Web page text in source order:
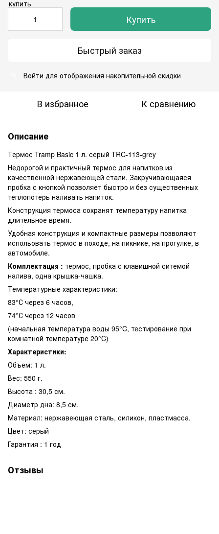
Купить
Быстрый заказ
Войти для отображения накопительной скидки
В избранное К сравнению
Описание
Термос Tramp Basic 1 л. серый TRC-113-grey
Недорогой и практичный термос для напитков из
качественной нержавеющей стали. Закручивающаяся
пробка с кнопкой позволяет быстро и без существенных
теплопотерь наливать напиток.
Конструкция термоса сохранят температуру напитка
длительное время.
Удобная конструкция и компактные размеры позволяют
испольовать термос в походе, на пикнике, на прогулке, в
автомобиле.
Комплектация : термос, пробка с клавишной ситемой
налива, одна крышка-чашка.
Температурные характеристики:
83°С через 6 часов,
74°С через 12 часов
(начальная температура воды 95°C, тестирование при
комнатной температуре 20°C)
Характеристики:
Объем: 1 л.
Вес: 550 г.
Высота : 30,5 см.
Диаметр дна: 8,5 см.
Материал: нержавеющая сталь, силикон, пластмасса.
Цвет: серый
Гарантия : 1 год
Отзывы